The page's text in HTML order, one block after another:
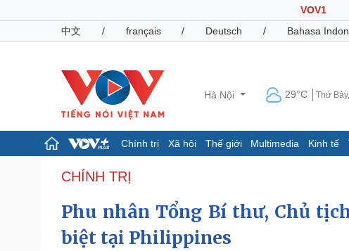
VOV1
中文
/ français / Deutsch / Bahasa
Hà Nội 29°C Thứ
Chính trị Xã hội Thế giới Multimedia Kinh tế
Chính trị
Tổ chức nhân sự
Quốc hội
Nhận diện sự thật
Dự báo thời tiết
Giáo dục
Dấu ấn VOV
CHÍNH TRỊ
Phu nhân Tổng Bí thư, Chủ
biệt tại Philippines